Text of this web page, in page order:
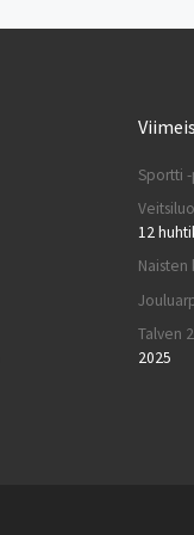
Sportti
12
Talven
2025